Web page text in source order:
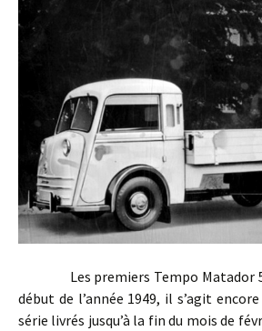
Les premiers Tempo Matador 50
début de l’année 1949, il s’agit
série livrés jusqu’à la fin du mois de